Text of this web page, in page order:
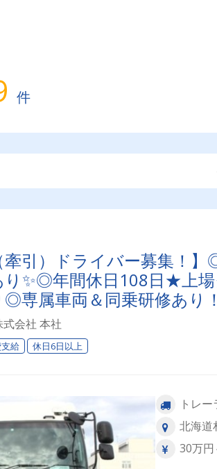
件
牽引）ドライバー募集！
り✨◎年間休日108日★上
専属車両＆同乗研修あり！
会社 本社
給 休日6日以上
トレ
北海道
30万円